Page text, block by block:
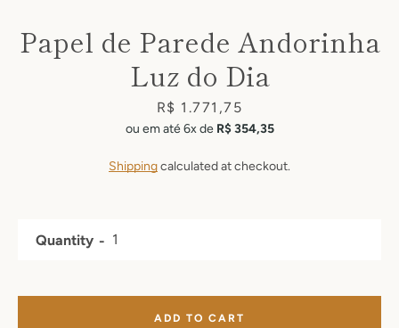
Papel de Parede Andorinha
Luz do Dia
Price
R$ 1.771,75
ou em até 6x de R$ 354,35
Shippingcalculated at checkout.
Quantity
ADD TO CART